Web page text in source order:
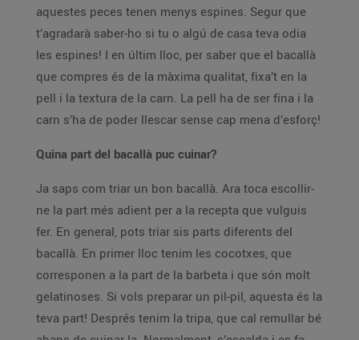
aquestes peces tenen menys espines. Segur que
t’agradarà saber-ho si tu o algú de casa teva odia
les espines! I en últim lloc, per saber que el bacallà
que compres és de la màxima qualitat, fixa’t en la
pell i la textura de la carn. La pell ha de ser fina i la
carn s’ha de poder llescar sense cap mena d’esforç!
Quina part del bacallà puc cuinar?
Ja saps com triar un bon bacallà. Ara toca escollir-
ne la part més adient per a la recepta que vulguis
fer. En general, pots triar sis parts diferents del
bacallà. En primer lloc tenim les cocotxes, que
corresponen a la part de la barbeta i que són molt
gelatinoses. Si vols preparar un pil-pil, aquesta és la
teva part! Després tenim la tripa, que cal remullar bé